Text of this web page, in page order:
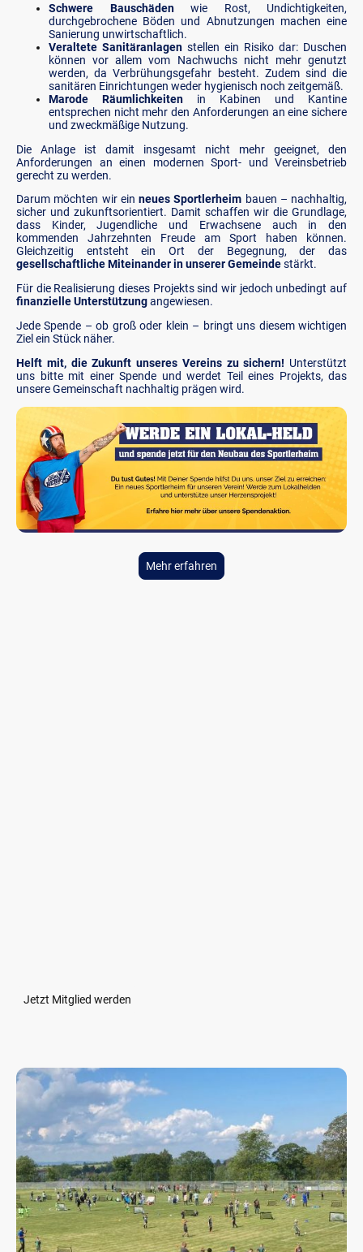
Schwere Bauschädenwie Rost, Undichtigkeiten,
durchgebrochene Böden und Abnutzungen machen eine
Sanierung unwirtschaftlich.
Veraltete Sanitäranlagen stellen ein Risiko dar: Duschen
können vor allem vom Nachwuchs nicht mehr genutzt
werden, da Verbrühungsgefahr besteht. Zudem sind die
sanitären Einrichtungen weder hygienisch noch zeitgemäß.
Marode Räumlichkeiten in Kabinen und Kantine
entsprechen nicht mehr den Anforderungen an eine sichere
und zweckmäßige Nutzung.
Die Anlage ist damit insgesamt nicht mehr geeignet, den
Anforderungen an einen modernen Sport- und Vereinsbetrieb
gerecht zu werden.
Darum möchten wir ein neues Sportlerheim bauen – nachhaltig,
sicher und zukunftsorientiert. Damit schaffen wir die Grundlage,
dass Kinder, Jugendliche und Erwachsene auch in den
kommenden Jahrzehnten Freude am Sport haben können.
Gleichzeitig entsteht ein Ort der Begegnung, der das
gesellschaftliche Miteinander in unserer Gemeindestärkt.
Für die Realisierung dieses Projekts sind wir jedoch unbedingt auf
finanzielle Unterstützungangewiesen.
Jede Spende – ob groß oder klein – bringt uns diesem wichtigen
Ziel ein Stück näher.
Helft mit, die Zukunft unseres Vereins zu sichern! Unterstützt
uns bitte mit einer Spende und werdet Teil eines Projekts, das
unsere Gemeinschaft nachhaltig prägen wird.
Mehr erfahren
Jetzt Mitglied werden